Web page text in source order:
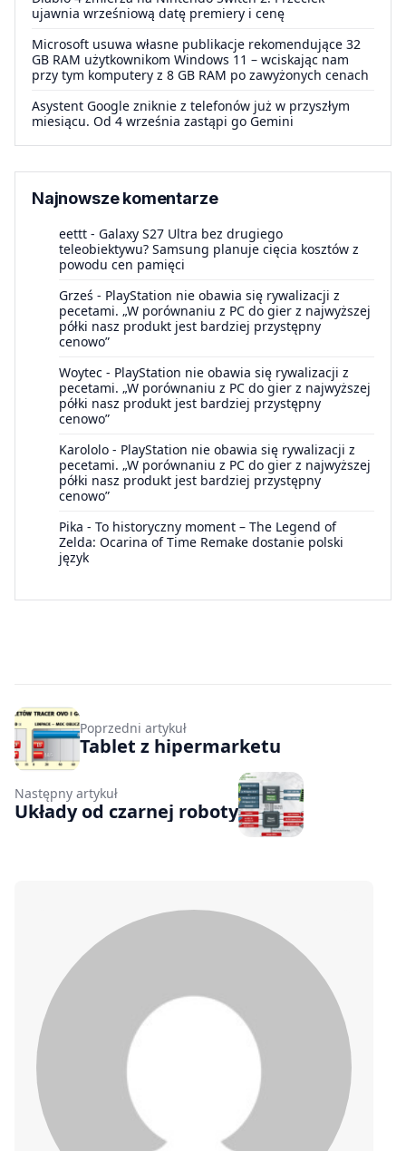
ujawnia wrześniową datę premiery i cenę
Microsoft usuwa własne publikacje rekomendujące 32
GB RAM użytkownikom Windows 11 – wciskając nam
przy tym komputery z 8 GB RAM po zawyżonych cenach
Asystent Google zniknie z telefonów już w przyszłym
miesiącu. Od 4 września zastąpi go Gemini
Najnowsze komentarze
eettt - Galaxy S27 Ultra bez drugiego
teleobiektywu? Samsung planuje cięcia kosztów z
powodu cen pamięci
Grześ - PlayStation nie obawia się rywalizacji z
pecetami. „W porównaniu z PC do gier z najwyższej
półki nasz produkt jest bardziej przystępny
cenowo”
Woytec - PlayStation nie obawia się rywalizacji z
pecetami. „W porównaniu z PC do gier z najwyższej
półki nasz produkt jest bardziej przystępny
cenowo”
Karololo - PlayStation nie obawia się rywalizacji z
pecetami. „W porównaniu z PC do gier z najwyższej
półki nasz produkt jest bardziej przystępny
cenowo”
Pika - To historyczny moment – The Legend of
Zelda: Ocarina of Time Remake dostanie polski
język
Poprzedni artykuł
Tablet z hipermarketu
Następny artykuł
Układy od czarnej roboty